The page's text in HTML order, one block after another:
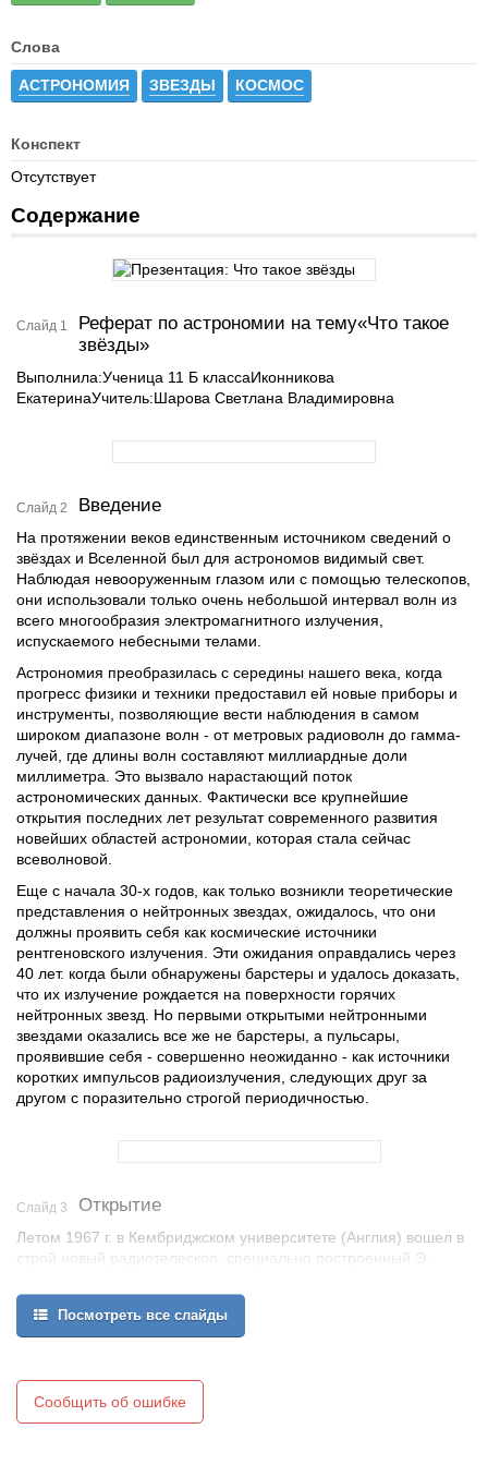
Слова
АСТРОНОМИЯ ЗВЕЗДЫ КОСМОС
Конспект
Отсутствует
Содержание
Слайд 1
Реферат по астрономии на тему«Что такое
звёзды»
Выполнила:Ученица 11 Б классаИконникова
ЕкатеринаУчитель:Шарова Светлана Владимировна
Слайд 2 Введение
На протяжении веков единственным источником сведений о
звёздах и Вселенной был для астрономов видимый свет.
Наблюдая невооруженным глазом или с помощью телескопов,
они использовали только очень небольшой интервал волн из
всего многообразия электромагнитного излучения,
испускаемого небесными телами.
Астрономия преобразилась с середины нашего века, когда
прогресс физики и техники предоставил ей новые приборы и
инструменты, позволяющие вести наблюдения в самом
широком диапазоне волн - от метровых радиоволн до гамма-
лучей, где длины волн составляют миллиардные доли
миллиметра. Это вызвало нарастающий поток
астрономических данных. Фактически все крупнейшие
открытия последних лет результат современного развития
новейших областей астрономии, которая стала сейчас
всеволновой.
Еще с начала 30-х годов, как только возникли теоретические
представления о нейтронных звездах, ожидалось, что они
должны проявить себя как космические источники
рентгеновского излучения. Эти ожидания оправдались через
40 лет. когда были обнаружены барстеры и удалось доказать,
что их излучение рождается на поверхности горячих
нейтронных звезд. Но первыми открытыми нейтронными
звездами оказались все же не барстеры, а пульсары,
проявившие себя - совершенно неожиданно - как источники
коротких импульсов радиоизлучения, следующих друг за
другом с поразительно строгой периодичностью.
Слайд 3 Открытие
Летом 1967 г. в Кембриджском университете (Англия) вошел в
строй новый радиотелескоп, специально построенный Э.
задачи - изучения мерцаний космических радиоисточников.
Новый радиотелескоп позволял производить наблюдения
больших участков неба.
были замечены 28 ноября 1967 г. аспиранткой кембриджской
группы. Импульсы следовали один за другим с четко
Посмотреть все слайды
Сообщить об ошибке